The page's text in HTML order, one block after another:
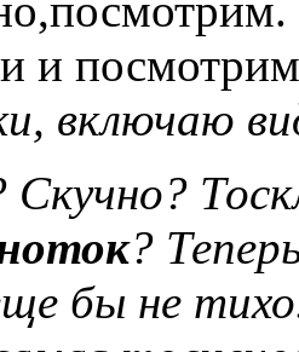
и
включаю
?
бы не